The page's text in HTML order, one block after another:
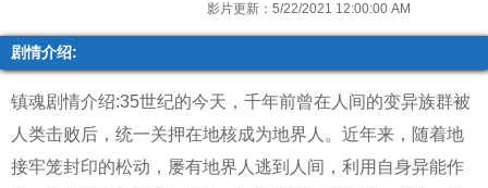
影片更新：5/22/2021 12:00:00 AM
剧情介绍:
镇魂剧情介绍:35世纪的今天，千年前曾在人间的变异族群被
人类击败后，统一关押在地核成为地界人。近年来，随着地
接牢笼封印的松动，屡有地界人逃到人间，利用自身异能作